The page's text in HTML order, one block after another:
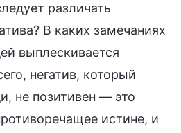
различать
В каких замечаниях
выплескивается
негатив, который
не позитивен — это
истине, и